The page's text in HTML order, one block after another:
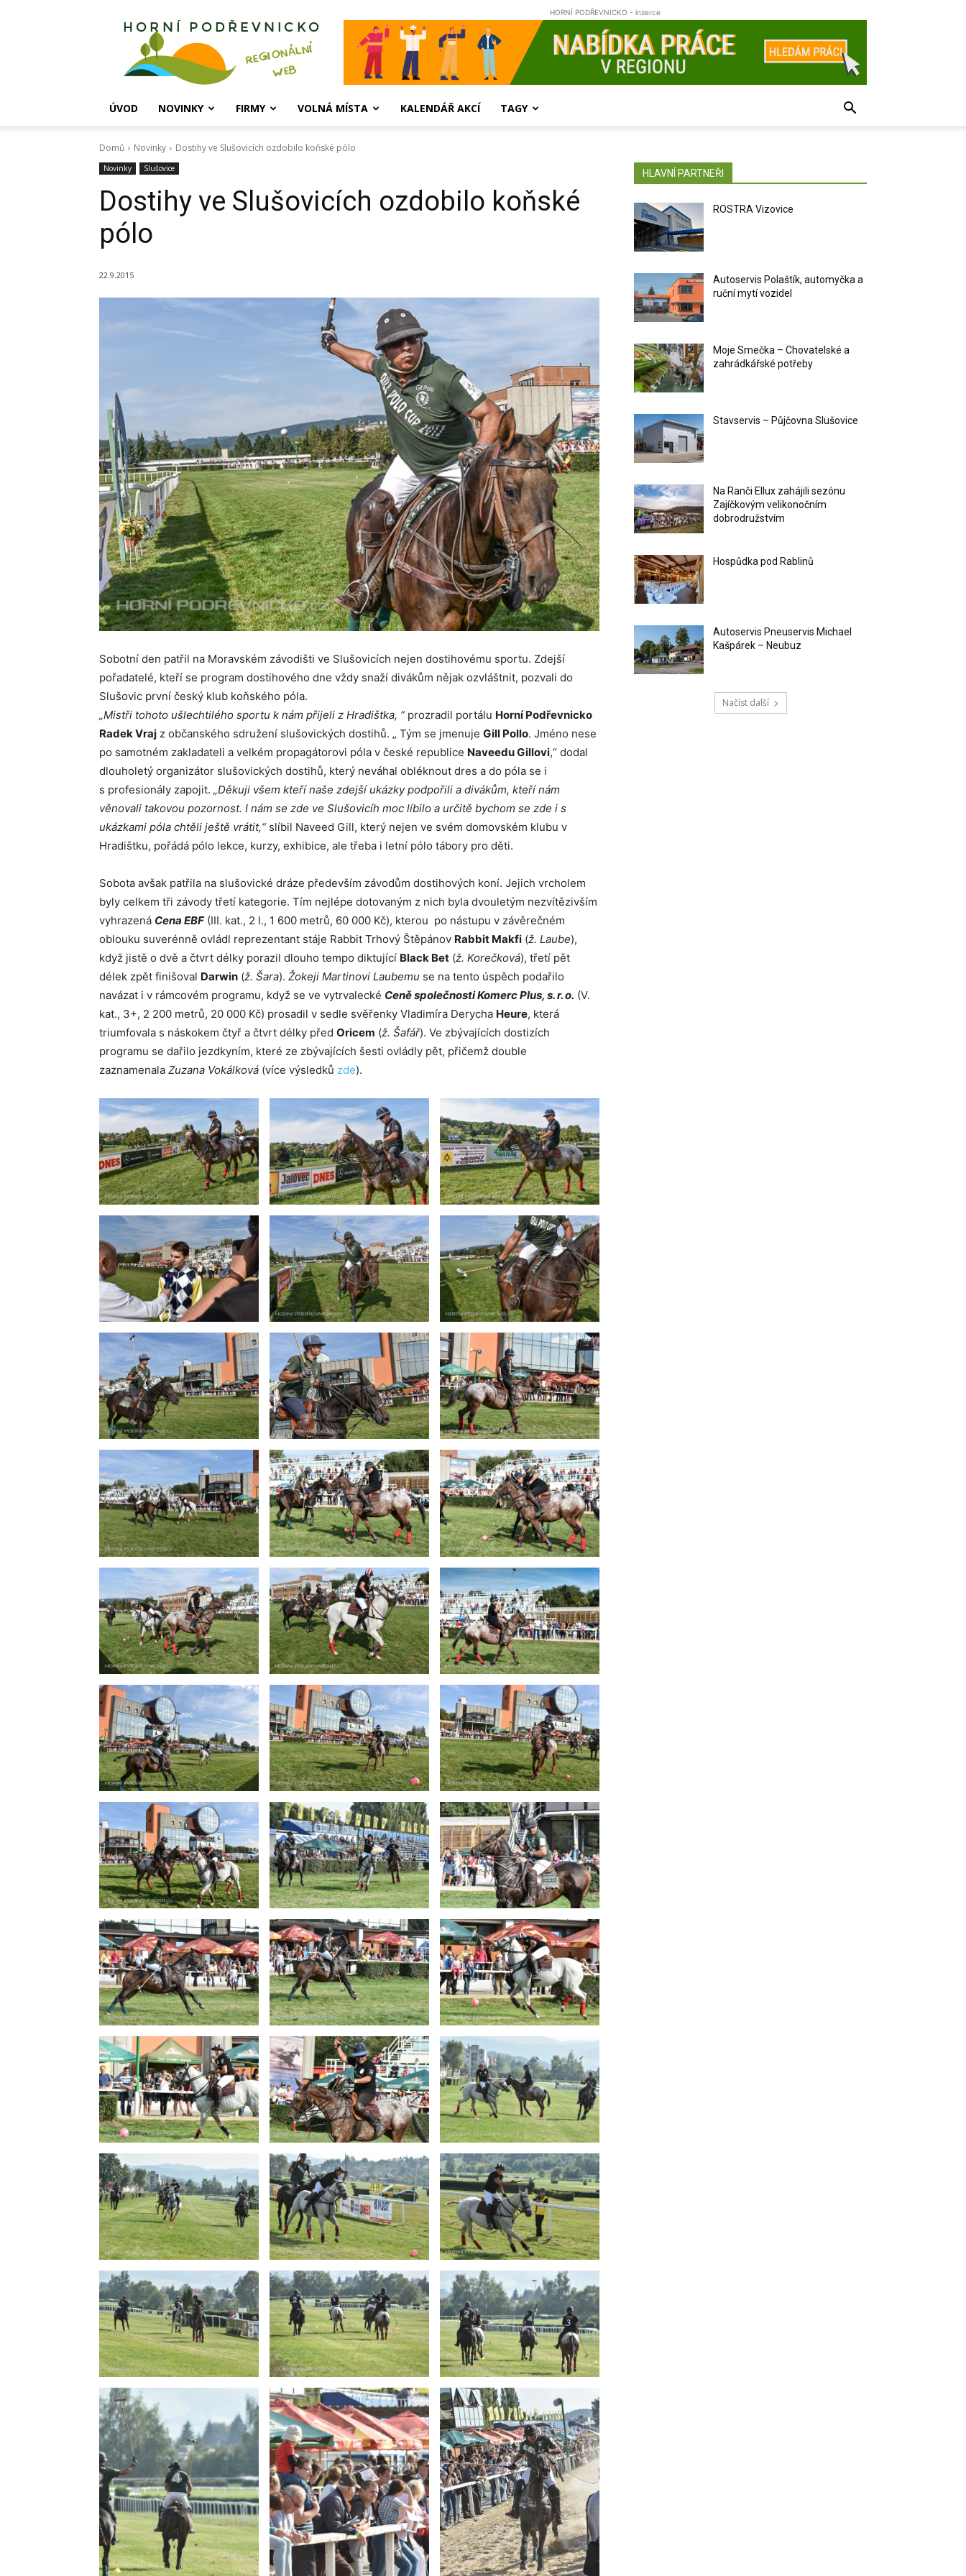
Horní
HORNÍ PODŘEVNICKO - inzerce
ÚVOD NOVINKY FIRMY VOLNÁ MÍSTA KALENDÁŘ AKCÍ TAGY
Domů Novinky Dostihy ve Slušovicích ozdobilo koňské pólo
Novinky Slušovice
Dostihy ve Slušovicích ozdobilo koňské
pólo
22.9.2015
Sobotní den patřil na Moravském závodišti ve Slušovicích nejen dostihovému sportu. Zdejší
pořadatelé, kteří se program dostihového dne vždy snaží divákům nějak ozvláštnit, pozvali do
Slušovic první český klub koňského póla.
„Mistři tohoto ušlechtilého sportu k nám přijeli z Hradištka, “prozradil portálu Horní Podřevnicko
Radek Vraj z občanského sdružení slušovických dostihů. „ Tým se jmenuje Gill Pollo. Jméno nese
po samotném zakladateli a velkém propagátorovi póla v české republice Naveedu Gillovi,“ dodal
dlouholetý organizátor slušovických dostihů, který neváhal obléknout dres a do póla se i
s profesionály zapojit. „Děkuji všem kteří naše zdejší ukázky podpořili a divákům, kteří nám
věnovali takovou pozornost. I nám se zde ve Slušovicíh moc líbilo a určitě bychom se zde i s
ukázkami póla chtěli ještě vrátit,“slíbil Naveed Gill, který nejen ve svém domovském klubu v
Hradištku, pořádá pólo lekce, kurzy, exhibice, ale třeba i letní pólo tábory pro děti.
Sobota avšak patřila na slušovické dráze především závodům dostihových koní. Jejich vrcholem
byly celkem tři závody třetí kategorie. Tím nejlépe dotovaným z nich byla dvouletým nezvítězivším
vyhrazená Cena EBF(III. kat., 2 l., 1 600 metrů, 60 000 Kč), kterou po nástupu v závěrečném
oblouku suverénně ovládl reprezentant stáje Rabbit Trhový Štěpánov Rabbit Makfi (ž. Laube),
když jistě o dvě a čtvrt délky porazil dlouho tempo diktující Black Bet (ž. Korečková), třetí pět
délek zpět finišoval Darwin (ž. Šara). Žokeji Martinovi Laubemu se na tento úspěch podařilo
navázat i v rámcovém programu, když se ve vytrvalecké Ceně společnosti Komerc Plus, s. r. o. (V.
kat., 3+, 2 200 metrů, 20 000 Kč) prosadil v sedle svěřenky Vladimíra Derycha Heure, která
triumfovala s náskokem čtyř a čtvrt délky před Oricem (ž. Šafář). Ve zbývajících dostizích
programu se dařilo jezdkyním, které ze zbývajících šesti ovládly pět, přičemž double
zaznamenala Zuzana Vokálková (více výsledků zde).
HLAVNÍ PARTNEŘI
ROSTRA Vizovice
Autoservis Polaštík, automyčka a
ruční mytí vozidel
Moje Smečka – Chovatelské a
zahrádkářské potřeby
Stavservis – Půjčovna Slušovice
Na Ranči Ellux zahájili sezónu
Zajíčkovým velikonočním
dobrodružstvím
Hospůdka pod Rablinů
Autoservis Pneuservis Michael
Kašpárek – Neubuz
Načíst další